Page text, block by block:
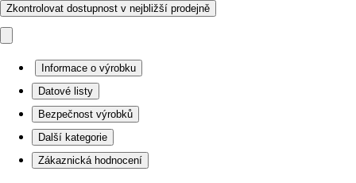
Zkontrolovat dostupnost v nejbližší prodejně
Informace o výrobku
Datové listy
Bezpečnost výrobků
Další kategorie
Zákaznická hodnocení